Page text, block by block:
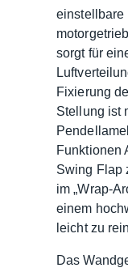
einstellbare
sorgt für
Fixierung
Stellung ist
Funktionen
Swing Flap
im „Wrap-
einem
leicht zu
Das